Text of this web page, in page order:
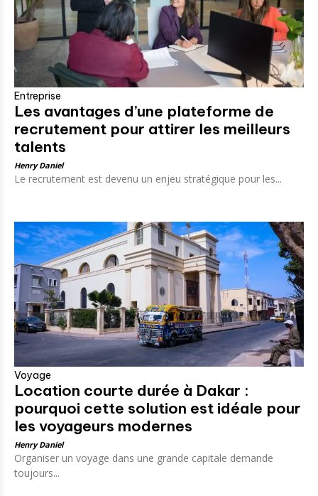
Entreprise
Les avantages d’une plateforme de
recrutement pour attirer les meilleurs
talents
Henry Daniel
Le recrutement est devenu un enjeu stratégique pour les...
Voyage
Location courte durée à Dakar :
pourquoi cette solution est idéale pour
les voyageurs modernes
Henry Daniel
Organiser un voyage dans une grande capitale demande
toujours...